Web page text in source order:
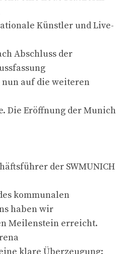
Künstler und Live-
Abschluss der
auf die weiteren
Die Eröffnung der Munich
der SWMUNICH
kommunalen
haben wir
Meilenstein erreicht.
klare Überzeugung: